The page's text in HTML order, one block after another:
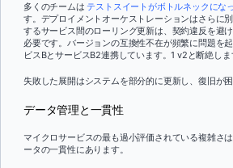
多くのチームはテストスイートがボトルネックにな
す。デプロイメントオーケストレーションはさらに
するサービス間のローリング更新は、契約違反を避
必要です。バージョンの互換性不在が頻繁に問題を
ビスBとサービスB2連携しています。1 v2と断絶しま
失敗した展開はシステムを部分的に更新し、復旧が困
データ管理と一貫性
マイクロサービスの最も過小評価されている複雑さ
ータの一貫性にあります。